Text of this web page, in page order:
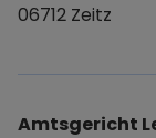
06712 Zeitz
Amtsgericht